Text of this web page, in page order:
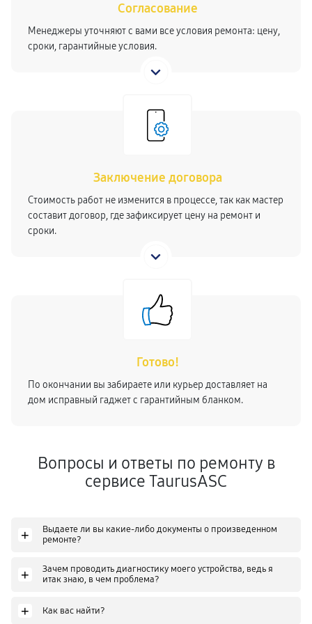
Согласование
Менеджеры уточняют с вами все условия ремонта: цену,
сроки, гарантийные условия.
Заключение договора
Стоимость работ не изменится в процессе, так как мастер
составит договор, где зафиксирует цену на ремонт и
сроки.
Готово!
По окончании вы забираете или курьер доставляет на
дом исправный гаджет с гарантийным бланком.
Вопросы и ответы по ремонту в
сервисе TaurusASC
+
Выдаете ли вы какие-либо документы о произведенном
ремонте?
+
Зачем проводить диагностику моего устройства, ведь я
итак знаю, в чем проблема?
+ Как вас найти?